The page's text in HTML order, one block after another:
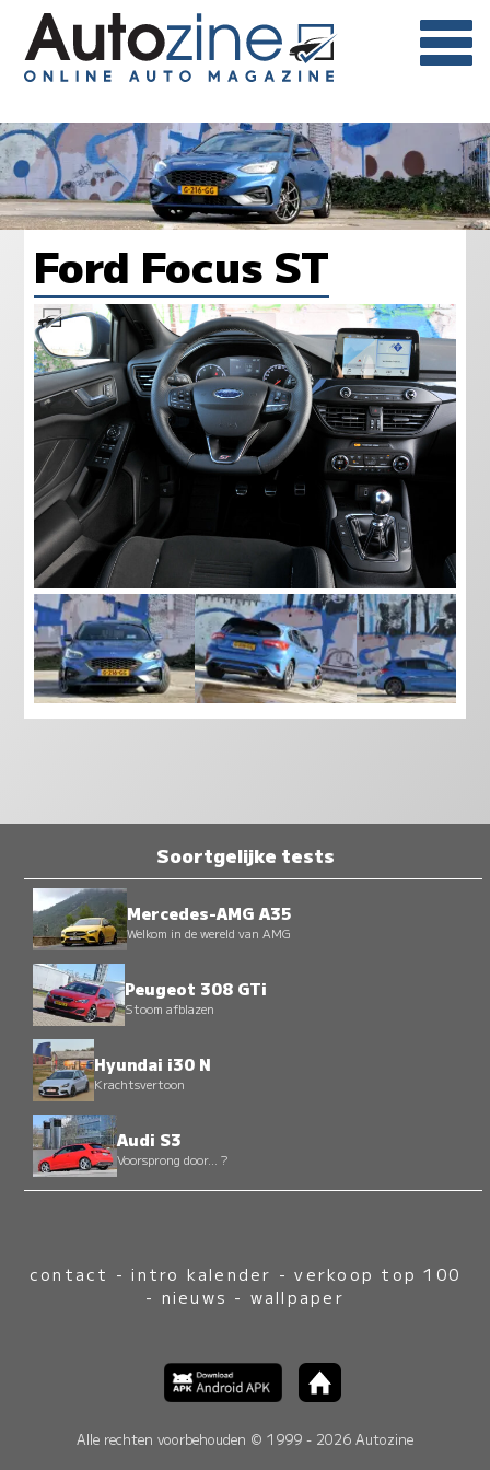
Ford Focus ST
Soortgelijke tests
Mercedes-AMG A35
Welkom in de wereld van AMG
Peugeot 308 GTi
Stoom afblazen
Hyundai i30 N
Krachtsvertoon
Audi S3
Voorsprong door... ?
contact -intro kalender -verkoop top 100
- nieuws - wallpaper
Alle rechten voorbehouden © 1999 - 2026 Autozine